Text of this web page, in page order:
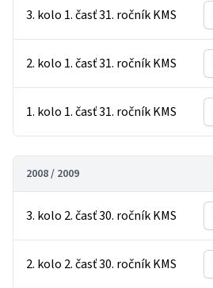
3. kolo 1. časť 31. ročník KMS
2. kolo 1. časť 31. ročník KMS
1. kolo 1. časť 31. ročník KMS
2008 / 2009
3. kolo 2. časť 30. ročník KMS
2. kolo 2. časť 30. ročník KMS